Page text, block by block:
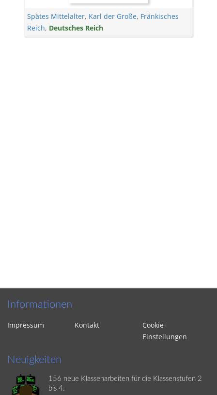
Spätes Mittelalter, Karl der Große, Fränkisches
Reich, Deutsches Reich
Informationen
Impressum Kontakt
Cookie-
Einstellungen
Neuigkeiten
156 neue Klassenarbeiten für die Klassenstufen 2
bis 4.